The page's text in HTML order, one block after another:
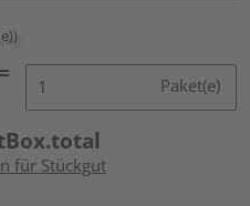
Paket(e)
für Stückgut